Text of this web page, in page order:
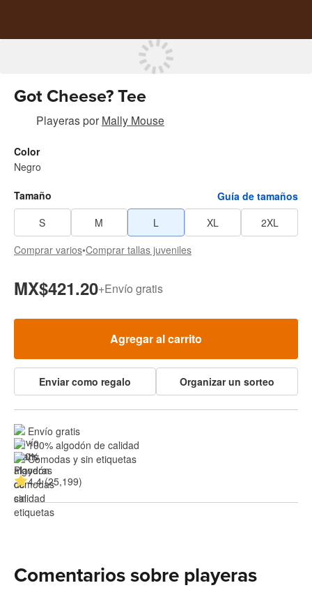
Got Cheese? Tee
Playeraspor Mally Mouse
Color
Negro
Tamaño
Guía de tamaños
S
M L XL
2XL
Comprar varios•Comprar tallas juveniles
MX$421.20+Envío gratis
Agregar al carrito
Enviar como regalo Organizar un sorteo
Envío gratis
100% algodón de calidad
Cómodas y sin etiquetas
4.4 (25,199)
Comentarios sobre playeras